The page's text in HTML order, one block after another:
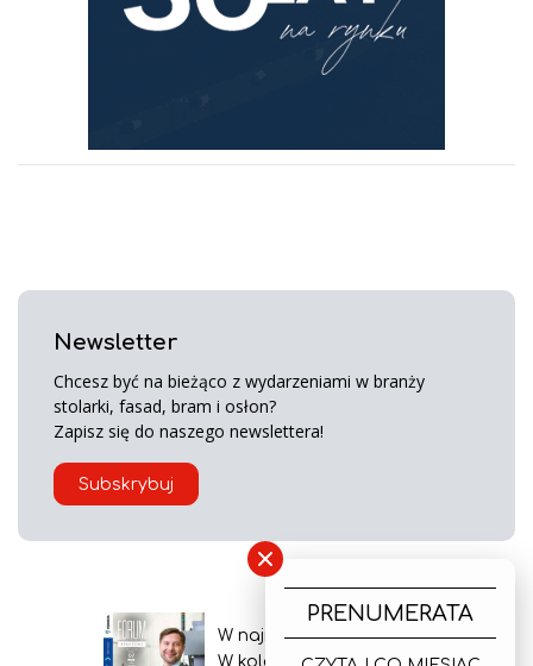
Newsletter
Chcesz być na bieżąco z wydarzeniami w branży
stolarki, fasad, bram i osłon?
Zapisz się do naszego newslettera!
Subskrybuj
W najnowszym wydaniu
W kolejnym numerze
×
PRENUMERATA